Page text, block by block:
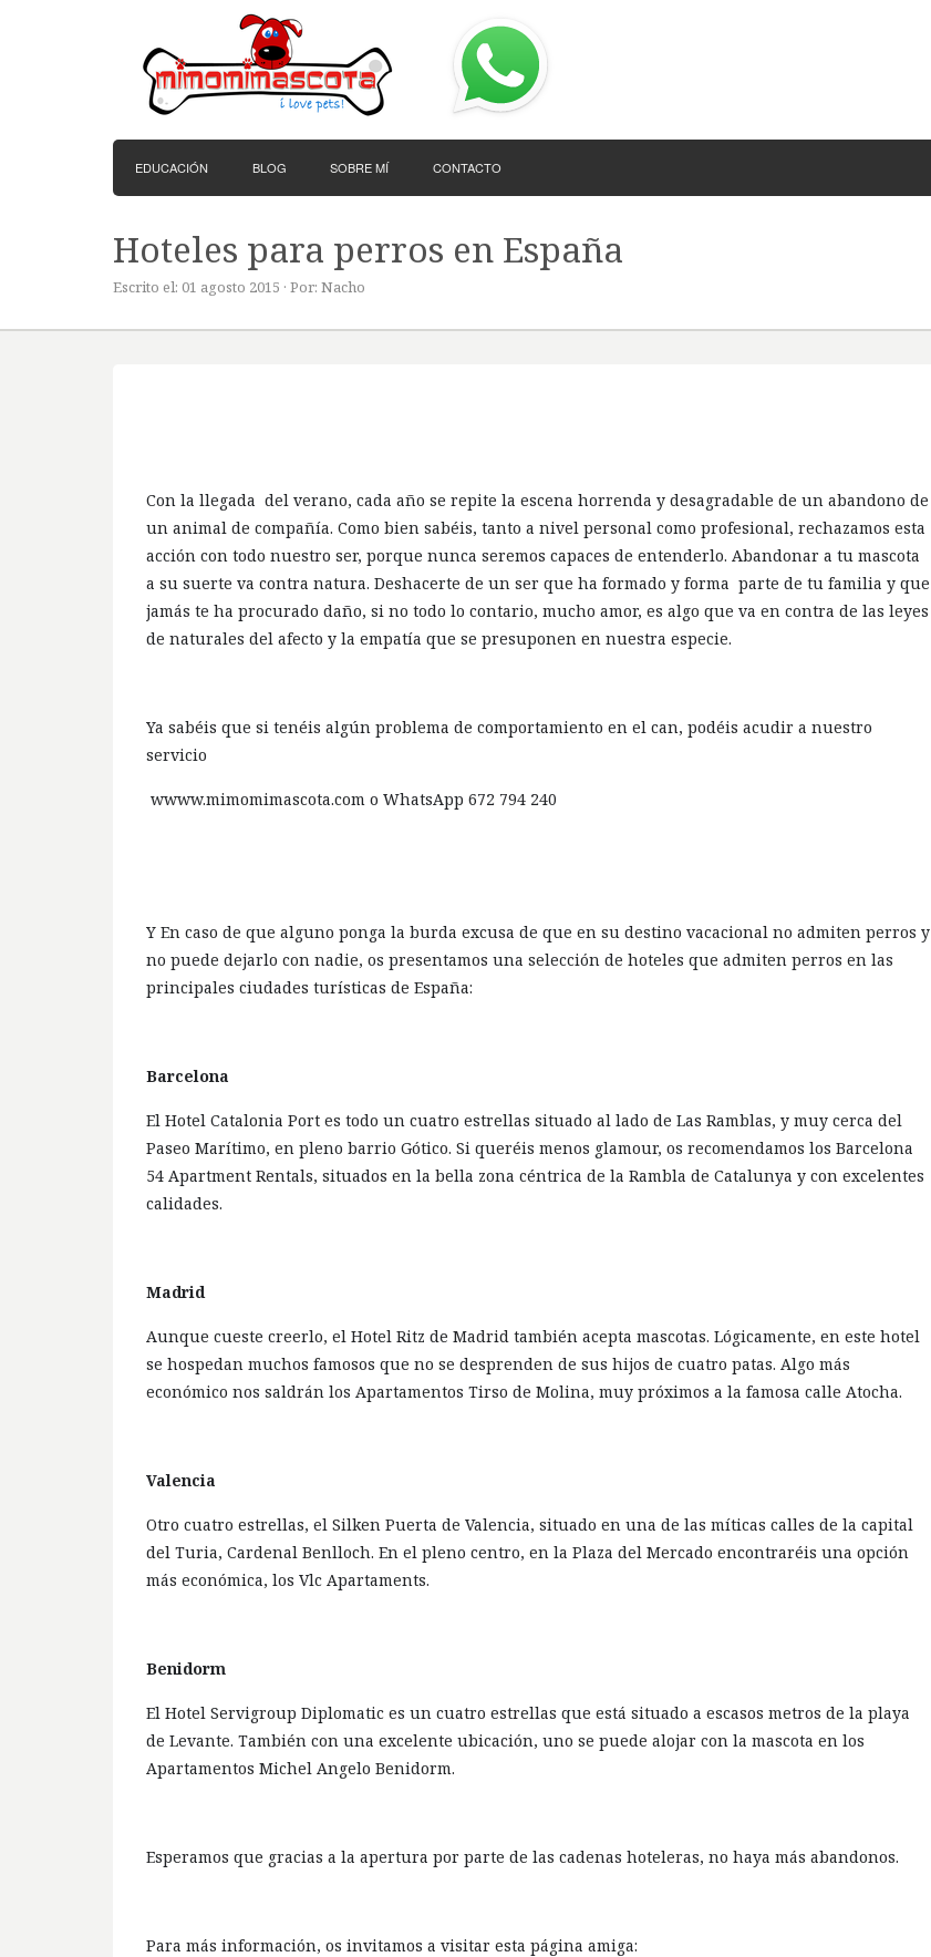
EDUCACIÓN BLOG SOBRE MÍ CONTACTO
Hoteles para perros en España
Escrito el: 01 agosto 2015 · Por: Nacho
Con la llegada del verano, cada año se repite la escena horrenda y desagradable de un abandono de
un animal de compañía. Como bien sabéis, tanto a nivel personal como profesional, rechazamos esta
acción con todo nuestro ser, porque nunca seremos capaces de entenderlo. Abandonar a tu mascota
a su suerte va contra natura. Deshacerte de un ser que ha formado y forma parte de tu familia y que
jamás te ha procurado daño, si no todo lo contario, mucho amor, es algo que va en contra de las leyes
de naturales del afecto y la empatía que se presuponen en nuestra especie.
Ya sabéis que si tenéis algún problema de comportamiento en el can, podéis acudir a nuestro
servicio
wwww.mimomimascota.com o WhatsApp 672 794 240
Y En caso de que alguno ponga la burda excusa de que en su destino vacacional no admiten perros y
no puede dejarlo con nadie, os presentamos una selección de hoteles que admiten perros en las
principales ciudades turísticas de España:
Barcelona
El Hotel Catalonia Port es todo un cuatro estrellas situado al lado de Las Ramblas, y muy cerca del
Paseo Marítimo, en pleno barrio Gótico. Si queréis menos glamour, os recomendamos los Barcelona
54 Apartment Rentals, situados en la bella zona céntrica de la Rambla de Catalunya y con excelentes
calidades.
Madrid
Aunque cueste creerlo, el Hotel Ritz de Madrid también acepta mascotas. Lógicamente, en este hotel
se hospedan muchos famosos que no se desprenden de sus hijos de cuatro patas. Algo más
económico nos saldrán los Apartamentos Tirso de Molina, muy próximos a la famosa calle Atocha.
Valencia
Otro cuatro estrellas, el Silken Puerta de Valencia, situado en una de las míticas calles de la capital
del Turia, Cardenal Benlloch. En el pleno centro, en la Plaza del Mercado encontraréis una opción
más económica, los Vlc Apartaments.
Benidorm
El Hotel Servigroup Diplomatic es un cuatro estrellas que está situado a escasos metros de la playa
de Levante. También con una excelente ubicación, uno se puede alojar con la mascota en los
Apartamentos Michel Angelo Benidorm.
Esperamos que gracias a la apertura por parte de las cadenas hoteleras, no haya más abandonos.
Para más información, os invitamos a visitar esta página amiga: